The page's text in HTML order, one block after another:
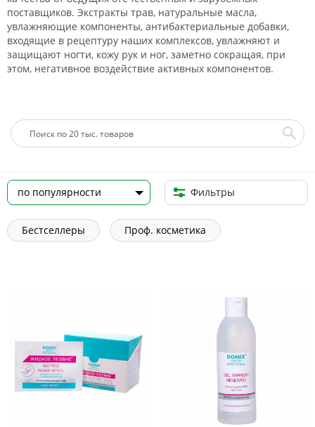
поставщиков. Экстракты трав, натуральные масла,
увлажняющие компоненты, антибактериальные добавки,
входящие в рецептуру наших комплексов, увлажняют и
защищают ногти, кожу рук и ног, заметно сокращая, при
этом, негативное воздействие активных компонентов.
Фильтры
Бестселлеры Проф. косметика